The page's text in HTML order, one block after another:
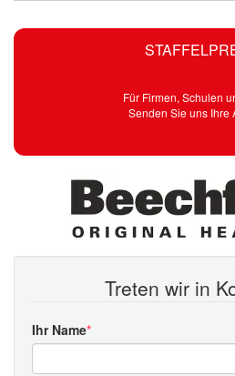
Für Firmen, Schulen
Senden Sie uns Ihre
Treten wir in
Ihr Name